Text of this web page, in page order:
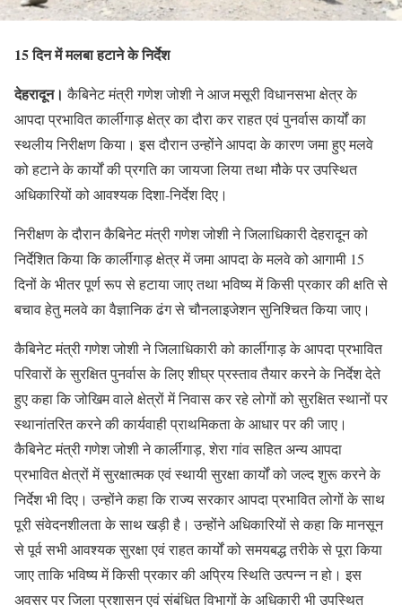
15 दिन में मलबा हटाने के निर्देश
देहरादून। कैबिनेट मंत्री गणेश जोशी ने आज मसूरी विधानसभा क्षेत्र के
आपदा प्रभावित कार्लीगाड़ क्षेत्र का दौरा कर राहत एवं पुनर्वास कार्यों का
स्थलीय निरीक्षण किया। इस दौरान उन्होंने आपदा के कारण जमा हुए मलवे
को हटाने के कार्यों की प्रगति का जायजा लिया तथा मौके पर उपस्थित
अधिकारियों को आवश्यक दिशा-निर्देश दिए।
निरीक्षण के दौरान कैबिनेट मंत्री गणेश जोशी ने जिलाधिकारी देहरादून को
निर्देशित किया कि कार्लीगाड़ क्षेत्र में जमा आपदा के मलवे को आगामी 15
दिनों के भीतर पूर्ण रूप से हटाया जाए तथा भविष्य में किसी प्रकार की क्षति से
बचाव हेतु मलवे का वैज्ञानिक ढंग से चौनलाइजेशन सुनिश्चित किया जाए।
कैबिनेट मंत्री गणेश जोशी ने जिलाधिकारी को कार्लीगाड़ के आपदा प्रभावित
परिवारों के सुरक्षित पुनर्वास के लिए शीघ्र प्रस्ताव तैयार करने के निर्देश देते
हुए कहा कि जोखिम वाले क्षेत्रों में निवास कर रहे लोगों को सुरक्षित स्थानों पर
स्थानांतरित करने की कार्यवाही प्राथमिकता के आधार पर की जाए।
कैबिनेट मंत्री गणेश जोशी ने कार्लीगाड़, शेरा गांव सहित अन्य आपदा
प्रभावित क्षेत्रों में सुरक्षात्मक एवं स्थायी सुरक्षा कार्यों को जल्द शुरू करने के
निर्देश भी दिए। उन्होंने कहा कि राज्य सरकार आपदा प्रभावित लोगों के साथ
पूरी संवेदनशीलता के साथ खड़ी है। उन्होंने अधिकारियों से कहा कि मानसून
से पूर्व सभी आवश्यक सुरक्षा एवं राहत कार्यों को समयबद्ध तरीके से पूरा किया
जाए ताकि भविष्य में किसी प्रकार की अप्रिय स्थिति उत्पन्न न हो। इस
अवसर पर जिला प्रशासन एवं संबंधित विभागों के अधिकारी भी उपस्थित